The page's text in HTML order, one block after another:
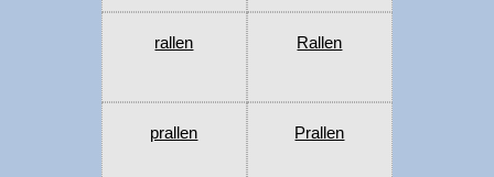
rallen Rallen
prallen Prallen